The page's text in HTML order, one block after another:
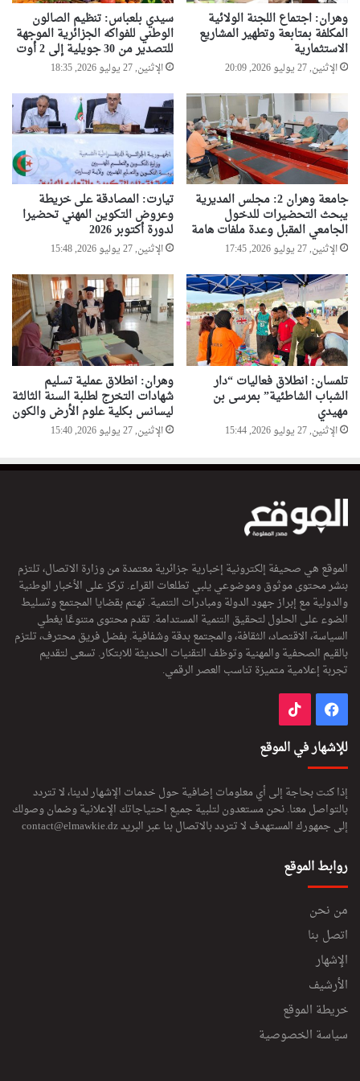
وهران: اجتماع اللجنة الولائية
المكلفة بمتابعة وتطهير المشاريع
الاستثمارية
الإثنين, 27 يوليو 2026, 20:09
سيدي بلعباس: تنظيم الصالون
الوطني للفواكه الجزائرية الموجهة
للتصدير من 30 جويلية إلى 2 أوت
الإثنين, 27 يوليو 2026, 18:35
جامعة وهران 2: مجلس المديرية
يبحث التحضيرات للدخول
الجامعي المقبل وعدة ملفات هامة
الإثنين, 27 يوليو 2026, 17:45
تيارت: المصادقة على خريطة
وعروض التكوين المهني تحضيرا
لدورة أكتوبر 2026
الإثنين, 27 يوليو 2026, 15:48
تلمسان: انطلاق فعاليات “دار
الشباب الشاطئية” بمرسى بن
مهيدي
الإثنين, 27 يوليو 2026, 15:44
وهران: انطلاق عملية تسليم
شهادات التخرج لطلبة السنة الثالثة
ليسانس بكلية علوم الأرض والكون
الإثنين, 27 يوليو 2026, 15:40
الموقع هي صحيفة إلكترونية إخبارية جزائرية معتمدة من وزارة الاتصال، تلتزم
بنشر محتوى موثوق وموضوعي يلبي تطلعات القراء. تركز على الأخبار الوطنية
والدولية مع إبراز جهود الدولة ومبادرات التنمية. تهتم بقضايا المجتمع وتسليط
الضوء على الحلول لتحقيق التنمية المستدامة. تقدم محتوى متنوعًا يغطي
السياسة، الاقتصاد، الثقافة، والمجتمع بدقة وشفافية. بفضل فريق محترف، تلتزم
بالقيم الصحفية والمهنية وتوظف التقنيات الحديثة للابتكار. تسعى لتقديم
تجربة إعلامية متميزة تناسب العصر الرقمي.
فيسبوك
للإشهار في الموقع
إذا كنت بحاجة إلى أي معلومات إضافية حول خدمات الإشهار لدينا، لا تتردد
بالتواصل معنا. نحن مستعدون لتلبية جميع احتياجاتك الإعلانية وضمان وصولك
إلى جمهورك المستهدف لا تتردد بالاتصال بنا عبر البريدcontact@elmawkie.dz
روابط الموقع
من نحن
اتصل بنا
الإشهار
الأرشيف
خريطة الموقع
سياسة الخصوصية